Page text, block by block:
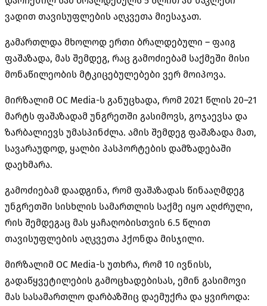
ვადით თავისუფლების აღკვეთა მიესაჯათ.
გამართლდა მხოლოდ ერთი ბრალდებული – ფაიგ
ფაშაზადა, მას შემდეგ, რაც გამოძიებამ საქმეში მისი
მონაწილეობის მტკიცებულებები ვერ მოიპოვა.
მირზალიმ OC Media-ს განუცხადა, რომ 2021 წლის 20–21
მარტს ფაშაზადამ უნგრეთში გასიმოვს, გოჯაევსა და
ზარბალიევს უმასპინძლა. ამის შემდეგ ფაშაზადა მათ,
სავარაუდოდ, ყალბი პასპორტების დამზადებაში
დაეხმარა.
გამოძიებამ დაადგინა, რომ ფაშაზადას წინააღმდეგ
უნგრეთში სისხლის სამართლის საქმე იყო აღძრული,
რის შემდეგაც მას ყაჩაღობისთვის 6.5 წლით
თავისუფლების აღკვეთა ჰქონდა მისჯილი.
მირზალიმ OC Media-ს უთხრა, რომ 10 ივნისს,
გადაწყვეტილების გამოცხადებისას, ემინ გასიმოვი
მას სასამართლო დარბაზშიც დაემუქრა და ყვიროდა: